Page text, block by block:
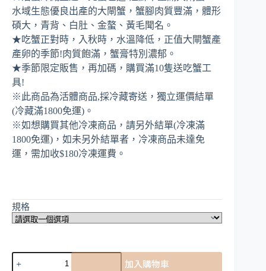
NT$ 99
到
NT$ 3,650
水域生態優良出產的大閘蟹，蟹腳肉質豐滿，體形
碩大，青背、白肚、金螯、黃毛聞名。
★吃蟹正對時，入秋時，水溫降低，正值大閘蟹產
產卵的季節!肉質飽滿，蟹膏特別濃郁。
★季節限定販售，再加碼，購買滿10隻送吃蟹工
具!
※此商品為活體商品,採冷藏寄送，獨立運價結單
(冷藏滿1800免運)。
※如想購買其他冷凍商品，請另外結單(冷凍滿
1800免運)，如未另外結單者，冷凍商品未達免
運，需加收$180冷凍運費。
規格
加入購物車